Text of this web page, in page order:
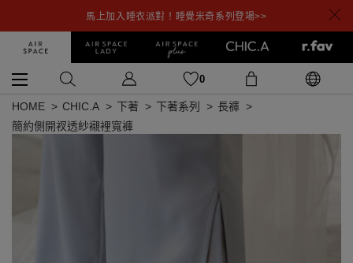
馬上加入睡衣派對！睡覺米奇系列登場>>
0
HOME CHIC.A 下著 下著系列
長褲
簡約側開衩透紗襯裡寬褲